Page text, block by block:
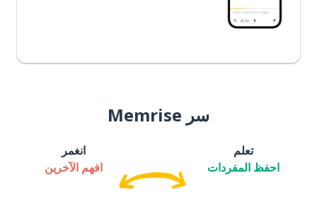
سر Memrise
تعلم
احفظ المفردات
انغمر
افهم الآخرين